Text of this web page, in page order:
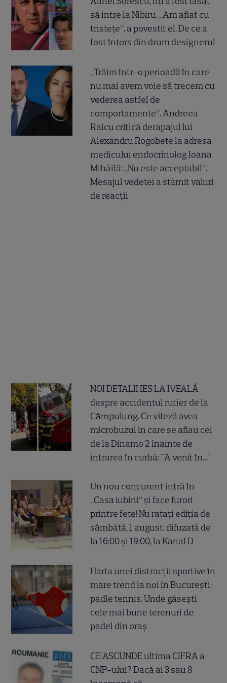
să intre la Nibiru. „Am aflat cu
tristețe”, a povestit el. De ce a
fost întors din drum designerul
„Trăim într-o perioadă în care
nu mai avem voie să trecem cu
vederea astfel de
comportamente”. Andreea
Raicu critică derapajul lui
Alexandru Rogobete la adresa
medicului endocrinolog Ioana
Mihăilă: „Nu este acceptabil”.
Mesajul vedetei a stârnit valuri
de reacții
NOI DETALII IES LA IVEALĂ
despre accidentul rutier de la
Câmpulung. Ce viteză avea
microbuzul în care se aflau cei
de la Dinamo 2 înainte de
intrarea în curbă: "A venit în..."
Un nou concurent intră în
„Casa iubirii” și face furori
printre fete! Nu ratați ediția de
sâmbătă, 1 august, difuzată de
la 16:00 și 19:00, la Kanal D
Harta unei distracții sportive în
mare trend la noi în București:
padle tennis. Unde găsești
cele mai bune terenuri de
padel din oraș
CE ASCUNDE ultima CIFRA a
CNP-ului? Dacă ai 3 sau 8